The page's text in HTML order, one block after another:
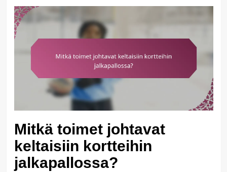
Mitkä toimet johtavat
keltaisiin kortteihin
jalkapallossa?